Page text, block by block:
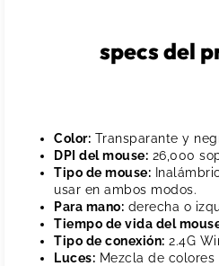
specs del
Color: Transparante y
DPI del mouse: 26,000
Tipo de mouse:
usar en ambos modos.
Para mano: derecha o
Tiempo de vida del
Tipo de conexión: 2.4G
Luces: Mezcla de colores